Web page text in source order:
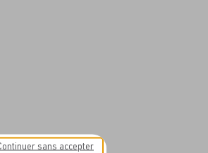
sans accepter